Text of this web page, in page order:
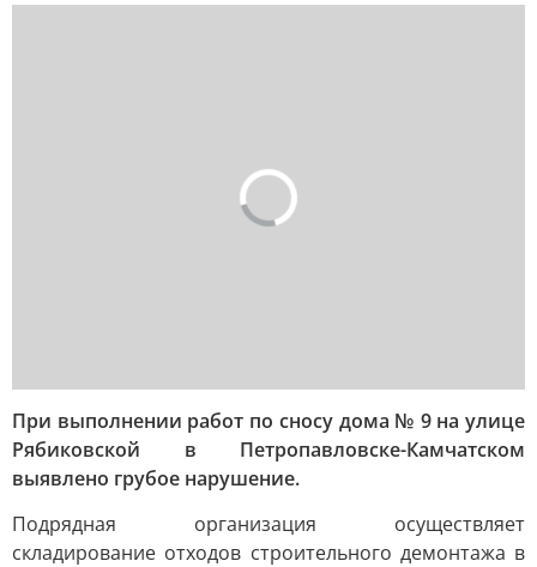
При выполнении работ по сносу дома № 9 на улице
Рябиковской в Петропавловске-Камчатском
выявлено грубое нарушение.
Подрядная организация осуществляет
складирование отходов строительного демонтажа в